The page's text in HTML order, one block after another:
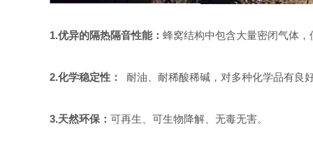
1.优异的隔热隔音性能： 蜂窝结构中包含大量密闭气体
2.化学稳定性： 耐油、耐稀酸稀碱，对多种化学品有良
3.天然环保： 可再生、可生物降解、无毒无害。